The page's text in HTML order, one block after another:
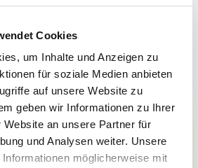
Cookies
um Inhalte und Anzeigen zu
für soziale Medien anbieten
auf unsere Website zu
geben wir Informationen zu Ihrer
Website an unsere Partner für
und Analysen weiter. Unsere
möglicherweise mit
Campus Coach verfügbar.